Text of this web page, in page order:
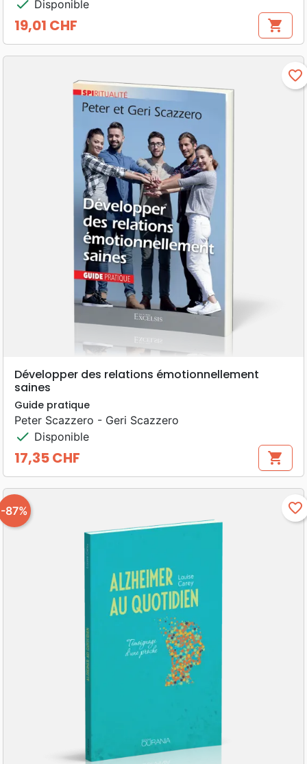
check Disponible
Prix
19,01 CHF shopping_cart
favorite_border
Développer des relations émotionnellement
saines
Guide pratique
Peter Scazzero - Geri Scazzero
check Disponible
Prix
17,35 CHF shopping_cart
-87% favorite_border